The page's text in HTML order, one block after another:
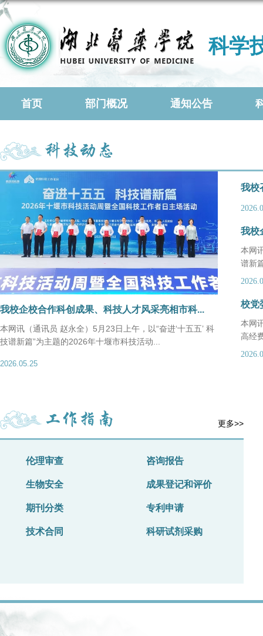
科学
首页 部门概况 通知公告
科技动态
我校企校合作科创成果、科技人才风采亮相市科...
本网讯（通讯员 赵永全）5月23日上午，以“奋进‘十五五’ 科
技谱新篇”为主题的2026年十堰市科技活动...
2026.05.25
校党委常
本网讯（
提高经费
我校
我校
本网
谱新
校党
本网
高经
工作指南 更多>>
伦理审查 咨询报告
生物安全 成果登记和评价
期刊分类 专利申请
技术合同 科研试剂采购